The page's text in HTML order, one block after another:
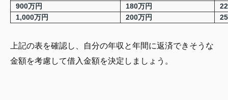
900万円
180万円
1,000万円
200万円
上記の表を確認し、自分の年収と年間に返済できそうな
金額を考慮して借入金額を決定しましょう。